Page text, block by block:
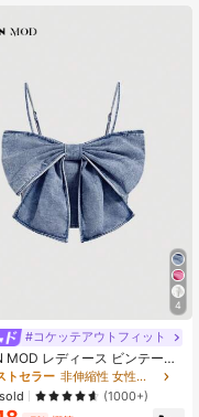
4
#コケッテアウトフィット
MOD レディース ビンテージ
ップ、ピンク、可愛いリボ
ャミソール
トセラー
非伸縮性 女性デニムトップス
(1000+)